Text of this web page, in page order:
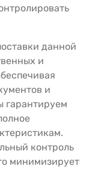
данной
и
и
гарантируем
контроль
минимизирует